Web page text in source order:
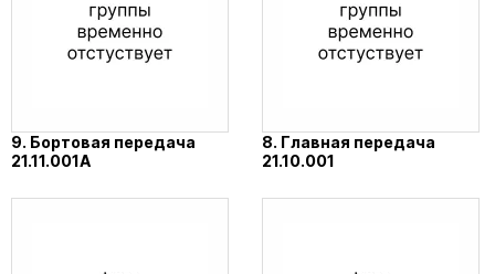
9. Бортовая передача
21.11.001А
8. Главная передача
21.10.001